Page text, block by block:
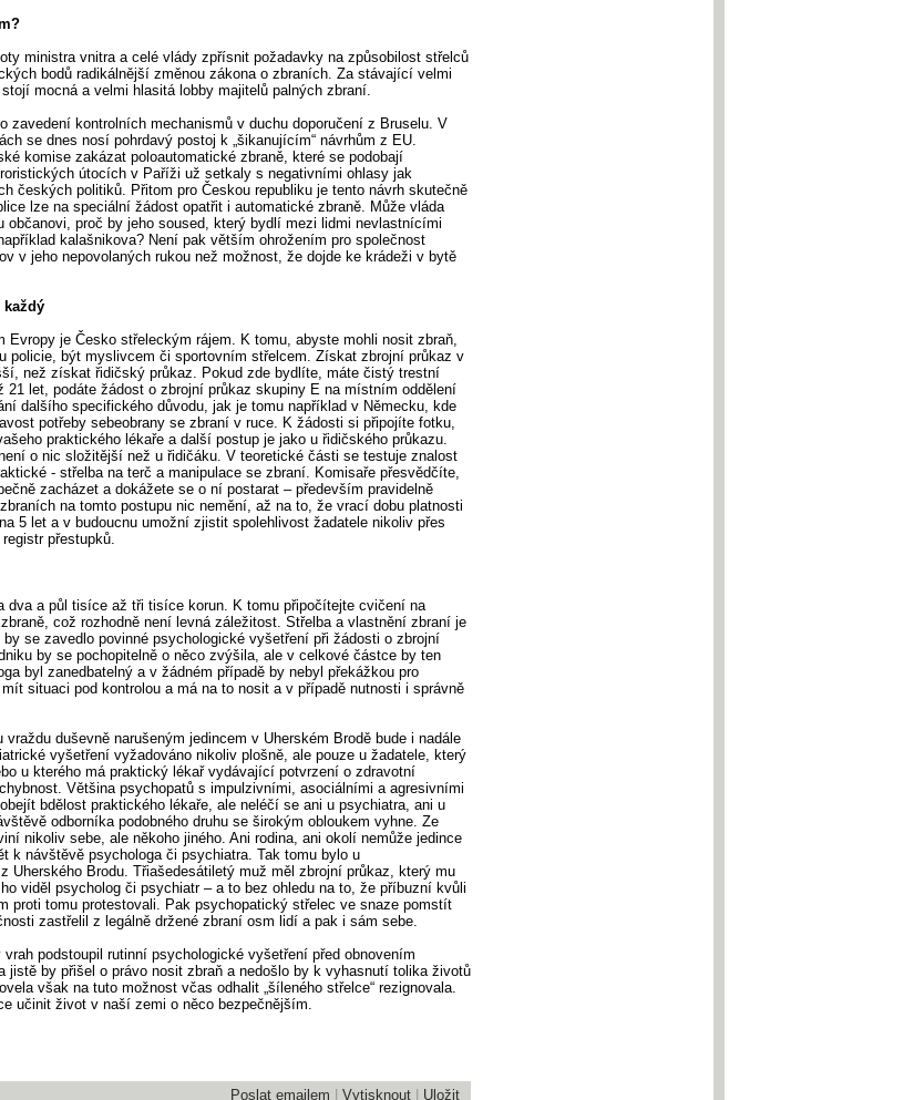
ministra vnitra a celé vlády zpřísnit požadavky na způsobilost střelců
bodů radikálnější změnou zákona o zbraních. Za stávající velmi
mocná a velmi hlasitá lobby majitelů palných zbraní.
zavedení kontrolních mechanismů v duchu doporučení z Bruselu. V
se dnes nosí pohrdavý postoj k „šikanujícím“ návrhům z EU.
komise zakázat poloautomatické zbraně, které se podobají
útocích v Paříži už setkaly s negativními ohlasy jak
českých politiků. Přitom pro Českou republiku je tento návrh skutečně
lze na speciální žádost opatřit i automatické zbraně. Může vláda
občanovi, proč by jeho soused, který bydlí mezi lidmi nevlastnícími
kalašnikova? Není pak větším ohrožením pro společnost
v jeho nepovolaných rukou než možnost, že dojde ke krádeži v bytě
každý
Evropy je Česko střeleckým rájem. K tomu, abyste mohli nosit zbraň,
policie, být myslivcem či sportovním střelcem. Získat zbrojní průkaz v
než získat řidičský průkaz. Pokud zde bydlíte, máte čistý trestní
21 let, podáte žádost o zbrojní průkaz skupiny E na místním oddělení
dalšího specifického důvodu, jak je tomu například v Německu, kde
potřeby sebeobrany se zbraní v ruce. K žádosti si připojíte fotku,
praktického lékaře a další postup je jako u řidičského průkazu.
o nic složitější než u řidičáku. V teoretické části se testuje znalost
- střelba na terč a manipulace se zbraní. Komisaře přesvědčíte,
zacházet a dokážete se o ní postarat – především pravidelně
na tomto postupu nic nemění, až na to, že vrací dobu platnosti
5 let a v budoucnu umožní zjistit spolehlivost žadatele nikoliv přes
přestupků.
dva a půl tisíce až tři tisíce korun. K tomu připočítejte cvičení na
což rozhodně není levná záležitost. Střelba a vlastnění zbraní je
se zavedlo povinné psychologické vyšetření při žádosti o zbrojní
by se pochopitelně o něco zvýšila, ale v celkové částce by ten
byl zanedbatelný a v žádném případě by nebyl překážkou pro
situaci pod kontrolou a má na to nosit a v případě nutnosti i správně
vraždu duševně narušeným jedincem v Uherském Brodě bude i nadále
vyšetření vyžadováno nikoliv plošně, ale pouze u žadatele, který
u kterého má praktický lékař vydávající potvrzení o zdravotní
Většina psychopatů s impulzivními, asociálními a agresivními
bdělost praktického lékaře, ale neléčí se ani u psychiatra, ani u
odborníka podobného druhu se širokým obloukem vyhne. Ze
nikoliv sebe, ale někoho jiného. Ani rodina, ani okolí nemůže jedince
k návštěvě psychologa či psychiatra. Tak tomu bylo u
Uherského Brodu. Třiašedesátiletý muž měl zbrojní průkaz, který mu
viděl psycholog či psychiatr – a to bez ohledu na to, že příbuzní kvůli
proti tomu protestovali. Pak psychopatický střelec ve snaze pomstít
zastřelil z legálně držené zbraní osm lidí a pak i sám sebe.
podstoupil rutinní psychologické vyšetření před obnovením
jistě by přišel o právo nosit zbraň a nedošlo by k vyhasnutí tolika životů
však na tuto možnost včas odhalit „šíleného střelce“ rezignovala.
učinit život v naší zemi o něco bezpečnějším.
Poslat emailem Vytisknout Uložit